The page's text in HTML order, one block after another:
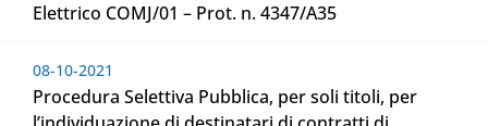
Elettrico COMJ/01 – Prot. n. 4347/A35
08-10-2021
Procedura Selettiva Pubblica, per soli titoli, per